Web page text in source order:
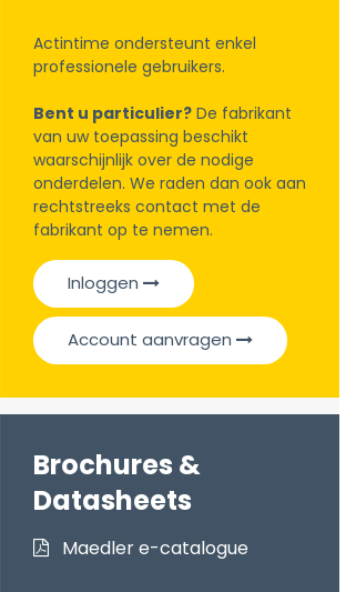
Actintime ondersteunt enkel
professionele gebruikers.
Bent u particulier? De fabrikant
van uw toepassing beschikt
waarschijnlijk over de nodige
onderdelen. We raden dan ook aan
rechtstreeks contact met de
fabrikant op te nemen.
Inloggen
Account aanvragen
Brochures &
Datasheets
Maedler e-catalogue